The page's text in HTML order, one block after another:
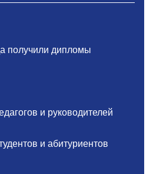
получили дипломы
и руководителей
и абитуриентов